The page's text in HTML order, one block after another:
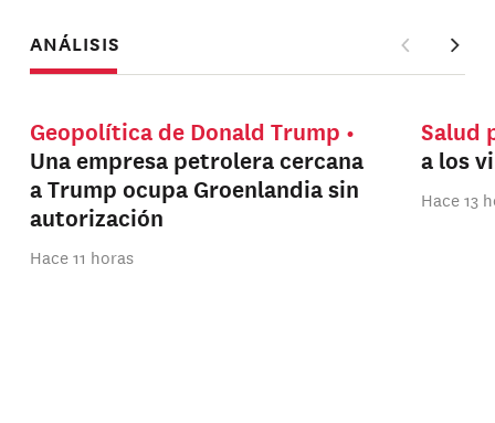
ANÁLISIS
Geopolítica de Donald Trump
Una empresa petrolera cercana
a Trump ocupa Groenlandia sin
autorización
Hace 11 horas
Salud
a los
Hace 13